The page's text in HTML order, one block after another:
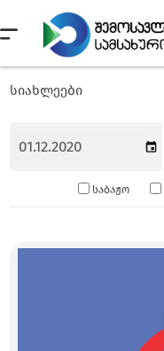
სიახლეები
საბაჟო